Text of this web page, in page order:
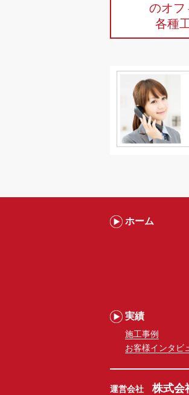
のオフ
各種
ホーム
実績
施工事例
お客様インタビ
運営会社 株式会